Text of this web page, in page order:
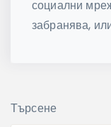
социални
забранява,
Търсене